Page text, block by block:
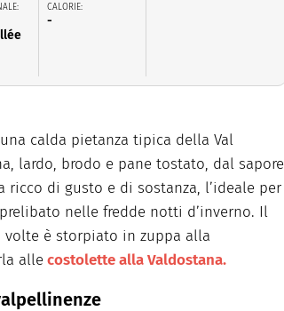
CALORIE:
-
calda pietanza tipica della Val
lardo, brodo e pane tostato, dal sapore
di gusto e di sostanza, l’ideale per
nelle fredde notti d’inverno. Il
è storpiato in zuppa alla
alle costolette alla Valdostana.